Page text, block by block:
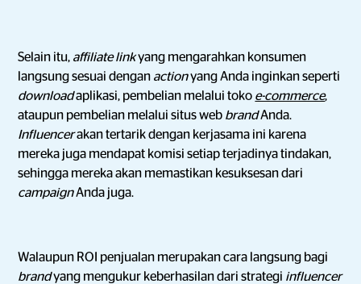
Selain itu, affiliate linkyang mengarahkan konsumen
langsung sesuai dengan actionyang Anda inginkan seperti
downloadaplikasi, pembelian melalui toko e-commerce,
ataupun pembelian melalui situs web brandAnda.
Influencerakan tertarik dengan kerjasama ini karena
mereka juga mendapat komisi setiap terjadinya tindakan,
sehingga mereka akan memastikan kesuksesan dari
campaignAnda juga.
Walaupun ROI penjualan merupakan cara langsung bagi
brandyang mengukur keberhasilan dari strategi influencer